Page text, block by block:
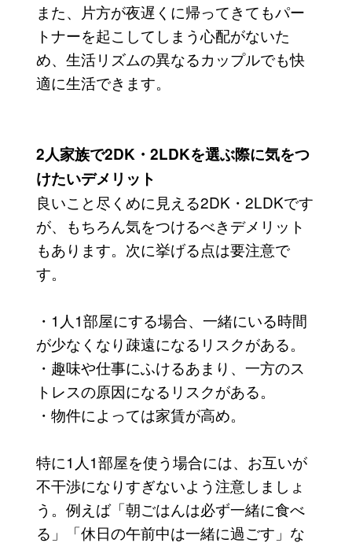
また、片方が夜遅くに帰ってきてもパー
トナーを起こしてしまう心配がないた
め、生活リズムの異なるカップルでも快
適に生活できます。
2人家族で2DK・2LDKを選ぶ際に気をつ
けたいデメリット
良いこと尽くめに見える2DK・2LDKです
が、もちろん気をつけるべきデメリット
もあります。次に挙げる点は要注意で
す。
・1人1部屋にする場合、一緒にいる時間
が少なくなり疎遠になるリスクがある。
・趣味や仕事にふけるあまり、一方のス
トレスの原因になるリスクがある。
・物件によっては家賃が高め。
特に1人1部屋を使う場合には、お互いが
不干渉になりすぎないよう注意しましょ
う。例えば「朝ごはんは必ず一緒に食べ
る」「休日の午前中は一緒に過ごす」な